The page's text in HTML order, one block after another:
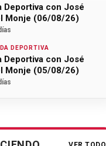
Deportiva con José
Monje (06/08/26)
DEPORTIVA
Deportiva con José
Monje (05/08/26)